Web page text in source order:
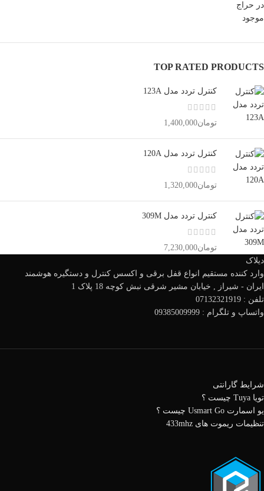
در حراج
موجود
TOP RATED PRODUCTS
کنترل تردد مدل 123A
تومان1,400,000
کنترل تردد مدل 120A
تومان1,320,000
کنترل تردد مدل 309M
تومان7,230,000
دیلاک
وارد کننده مستقیم انواع قفل برقی و اکسس کنترل و دستگیره هوشمند
ایران - شیراز , خیابان مشیر شرقی نبش کوچه 18 پلاک 1
تلفن : 07132321919
واتساپ و تلگرام : 09385009999
شرایط گارانتی
تویا Tuya چیست ؟
یو اسمارت Usmart Go چیست ؟
تنظیمات ریموت های 433mhz